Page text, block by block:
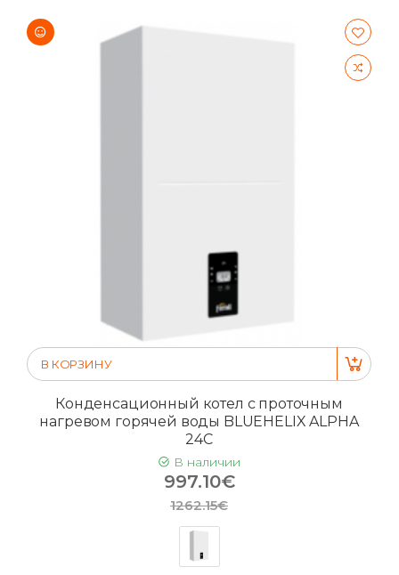
В КОРЗИНУ
Конденсационный котел с проточным
нагревом горячей воды BLUEHELIX ALPHA
24C
В наличии
997.10€
1262.15€